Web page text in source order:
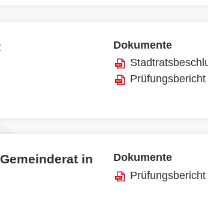
Dokumente
Prüfungsbericht
in
Dokumente
Prüfungsbericht